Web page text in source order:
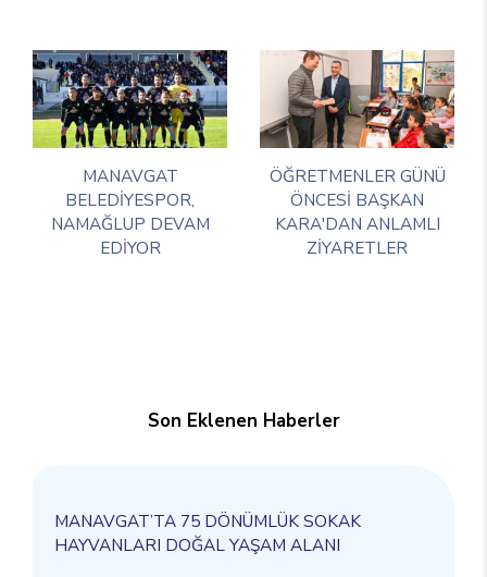
MANAVGAT
BELEDİYESPOR,
NAMAĞLUP DEVAM
EDİYOR
ÖĞRETMENLER GÜNÜ
ÖNCESİ BAŞKAN
KARA'DAN ANLAMLI
ZİYARETLER
Son Eklenen Haberler
MANAVGAT’TA 75 DÖNÜMLÜK SOKAK
HAYVANLARI DOĞAL YAŞAM ALANI